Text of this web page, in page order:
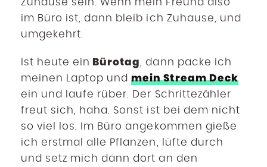
Zuhause sein. Wenn mein Freund also
im Büro ist, dann bleib ich Zuhause, und
umgekehrt.
Ist heute ein Bürotag , dann packe ich
meinen Laptop undmein Stream Deck
ein und laufe rüber. Der Schrittezähler
freut sich, haha. Sonst ist bei dem nicht
so viel los. Im Büro angekommen gieße
ich erstmal alle Pflanzen, lüfte durch
und setz mich dann dort an den